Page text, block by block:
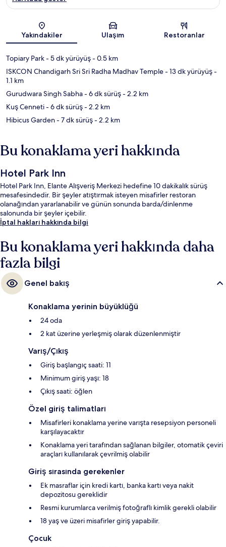
Yakındakiler Ulaşım Restoranlar
Topiary Park- 5 dk yürüyüş- 0.5 km
ISKCON Chandigarh Sri Sri Radha Madhav Temple- 13 dk yürüyüş-
1.1 km
Gurudwara Singh Sabha- 6 dk sürüş- 2.2 km
Kuş Cenneti- 6 dk sürüş- 2.2 km
Hibicus Garden- 7 dk sürüş- 2.2 km
Bu konaklama yeri hakkında
Hotel Park Inn
Hotel Park Inn, Elante Alışveriş Merkezi hedefine 10 dakikalık sürüş
mesafesindedir. Bir şeyler atıştırmak isteyen misafirler restoran
olanağından yararlanabilir ve günün sonunda barda/dinlenme
salonunda bir şeyler içebilir.
İptal hakları hakkında bilgi
Bu konaklama yeri hakkında daha
fazla bilgi
Genel bakış
Konaklama yerinin büyüklüğü
24 oda
2 kat üzerine yerleşmiş olarak düzenlenmiştir
Varış/Çıkış
Giriş başlangıç saati: 11
Minimum giriş yaşı: 18
Çıkış saati: öğlen
Özel giriş talimatları
Misafirleri konaklama yerine varışta resepsiyon personeli
karşılayacaktır
Konaklama yeri tarafından sağlanan bilgiler, otomatik çeviri
araçları kullanılarak çevrilmiş olabilir
Giriş sırasında gerekenler
Ek masraflar için kredi kartı, banka kartı veya nakit
depozitosu gereklidir
Resmi kurumlarca verilmiş fotoğraflı kimlik gerekli olabilir
18 yaş ve üzeri misafirler giriş yapabilir.
Çocuk